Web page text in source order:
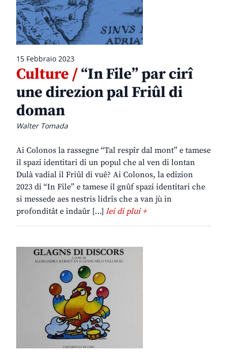
15 Febbraio 2023
Culture /“In File” par cirî
une direzion pal Friûl di
doman
Walter Tomada
Ai Colonos la rassegne “Tal respîr dal mont” e tamese
il spazi identitari di un popul che al ven di lontan
Dulà vadial il Friûl di vuê? Ai Colonos, la edizion
2023 di “In File” e tamese il gnûf spazi identitari che
si messede aes nestris lidrîs che a van jù in
profonditât e indaûr […] lei di plui +